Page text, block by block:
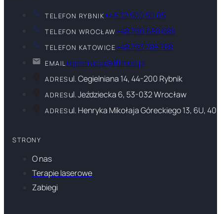
TELEFON RYBNIK+48 32 500 50 05
TELEFON WROCŁAW+48 790 688 688
TELEFON KATOWICE+48 793 788 788
EMAILrejestracja@liftmed.pl
ADRESul. Cegielniana 14, 44-200 Rybnik
ADRESul. Jeździecka 6, 53-032 Wrocław
ADRESul. Henryka Mikołaja Góreckiego 13, 6U,
STRONY
O nas
Terapie laserowe
Zabiegi